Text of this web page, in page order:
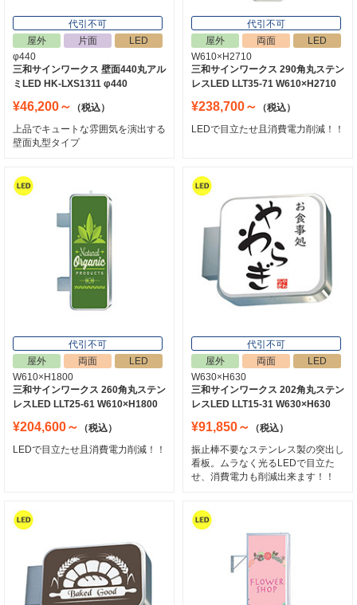
代引不可
屋外
片面
LED
φ440
三和サインワークス 壁面440丸アル
ミLED HK-LXS1311 φ440
¥46,200～
（税込）
上品でキュートな雰囲気を演出する
壁面丸型タイプ
代引不可
屋外
両面
LED
W610×H2710
三和サインワークス 290角丸ステン
レスLED LLT35-71 W610×H2710
¥238,700～
（税込）
LEDで目立たせ且消費電力削減！！
代引不可
屋外
両面
LED
W610×H1800
三和サインワークス 260角丸ステン
レスLED LLT25-61 W610×H1800
¥204,600～
（税込）
LEDで目立たせ且消費電力削減！！
代引不可
屋外
両面
LED
W630×H630
三和サインワークス 202角丸ステン
レスLED LLT15-31 W630×H630
¥91,850～
（税込）
振止棒不要なステンレス製の突出し
看板。ムラなく光るLEDで目立た
せ、消費電力も削減出来ます！！